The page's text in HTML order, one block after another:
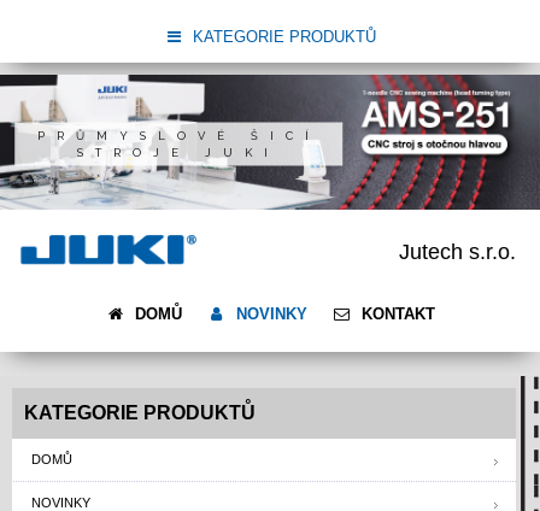
KATEGORIE PRODUKTŮ
PRŮMYSLOVÉ ŠICÍ
STROJE JUKI
Jutech s.r.o.
DOMŮ NOVINKY KONTAKT
KATEGORIE PRODUKTŮ
DOMŮ
NOVINKY